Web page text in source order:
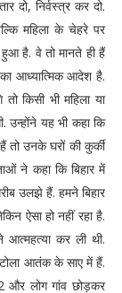
दो, निर्वस्त्र कर दो.
महिला के चेहरे पर
है. वे तो मानते ही हैं
आध्यात्मिक आदेश है.
किसी भी महिला या
उन्होंने यह भी कहा कि
तो उनके घरों की कुर्की
ने कहा कि बिहार में
उलझे हैं. हमने बिहार
ऐसा हो नहीं रहा है.
कर ली थी.
आतंक के साए में हैं.
और लोग गांव छोड़कर